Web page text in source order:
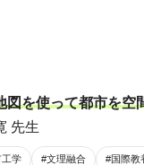
を使って都市を空
先生
工学 #文理融合 #国際教